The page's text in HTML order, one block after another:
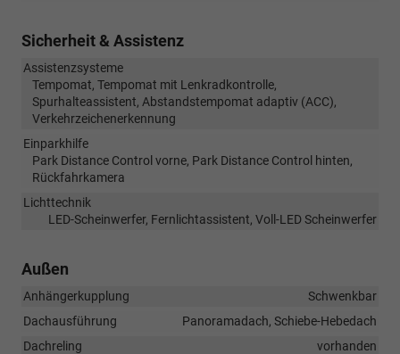
Sicherheit & Assistenz
Assistenzsysteme
Tempomat, Tempomat mit Lenkradkontrolle,
Spurhalteassistent, Abstandstempomat adaptiv (ACC),
Verkehrzeichenerkennung
Einparkhilfe
Park Distance Control vorne, Park Distance Control hinten,
Rückfahrkamera
Lichttechnik
LED-Scheinwerfer, Fernlichtassistent, Voll-LED Scheinwerfer
Außen
Anhängerkupplung
Schwenkbar
Dachausführung
Panoramadach, Schiebe-Hebedach
Dachreling
vorhanden